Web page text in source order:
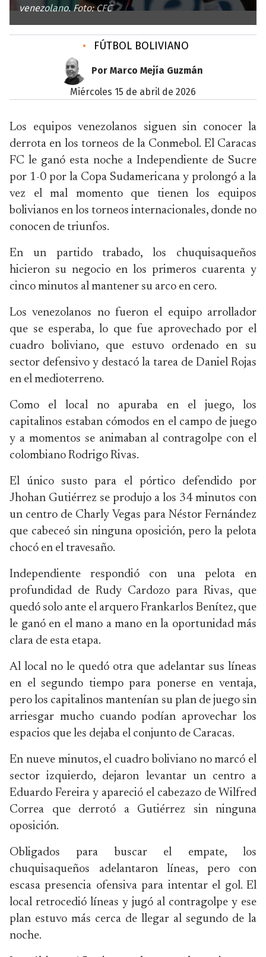
venezolano. Foto: CFC
• FÚTBOL BOLIVIANO
Por Marco Mejía Guzmán
miércoles 15 de abril de 2026
Los equipos venezolanos siguen sin conocer la
derrota en los torneos de la Conmebol. El Caracas
FC le ganó esta noche a Independiente de Sucre
por 1-0 por la Copa Sudamericana y prolongó a la
vez el mal momento que tienen los equipos
bolivianos en los torneos internacionales, donde no
conocen de triunfos.
En un partido trabado, los chuquisaqueños
hicieron su negocio en los primeros cuarenta y
cinco minutos al mantener su arco en cero.
Los venezolanos no fueron el equipo arrollador
que se esperaba, lo que fue aprovechado por el
cuadro boliviano, que estuvo ordenado en su
sector defensivo y destacó la tarea de Daniel Rojas
en el medioterreno.
Como el local no apuraba en el juego, los
capitalinos estaban cómodos en el campo de juego
y a momentos se animaban al contragolpe con el
colombiano Rodrigo Rivas.
El único susto para el pórtico defendido por
Jhohan Gutiérrez se produjo a los 34 minutos con
un centro de Charly Vegas para Néstor Fernández
que cabeceó sin ninguna oposición, pero la pelota
chocó en el travesaño.
Independiente respondió con una pelota en
profundidad de Rudy Cardozo para Rivas, que
quedó solo ante el arquero Frankarlos Benítez, que
le ganó en el mano a mano en la oportunidad más
clara de esta etapa.
Al local no le quedó otra que adelantar sus líneas
en el segundo tiempo para ponerse en ventaja,
pero los capitalinos mantenían su plan de juego sin
arriesgar mucho cuando podían aprovechar los
espacios que les dejaba el conjunto de Caracas.
En nueve minutos, el cuadro boliviano no marcó el
sector izquierdo, dejaron levantar un centro a
Eduardo Fereira y apareció el cabezazo de Wilfred
Correa que derrotó a Gutiérrez sin ninguna
oposición.
Obligados para buscar el empate, los
chuquisaqueños adelantaron líneas, pero con
escasa presencia ofensiva para intentar el gol. El
local retrocedió líneas y jugó al contragolpe y ese
plan estuvo más cerca de llegar al segundo de la
noche.